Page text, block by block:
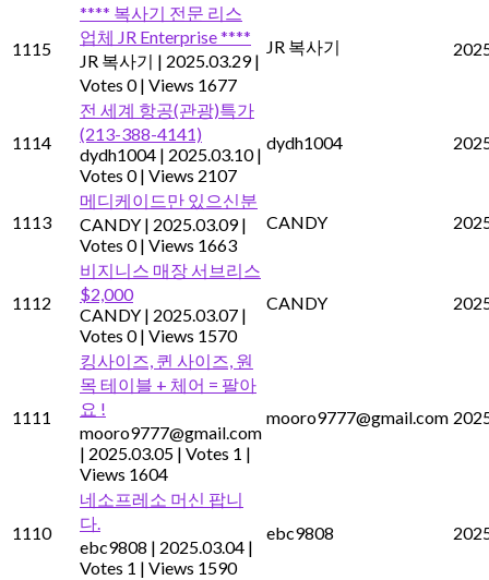
1115
**** 복사기 전문 리스
업체 JR Enterprise ****
JR 복사기 | 2025.03.29 |
Votes 0 | Views 1677
JR 복사기
1114
전 세계 항공(관광)특가
(213-388-4141)
dydh1004 | 2025.03.10 |
Votes 0 | Views 2107
dydh1004
1113
메디케이드만 있으신분
CANDY | 2025.03.09 |
Votes 0 | Views 1663
CANDY
1112
비지니스 매장 서브리스
$2,000
CANDY | 2025.03.07 |
Votes 0 | Views 1570
CANDY
1111
킹사이즈, 퀸 사이즈, 원
목 테이블 + 체어 = 팔아
요 !
mooro9777@gmail.com
| 2025.03.05 | Votes 1 |
Views 1604
mooro9777@gmail.com
1110
네소프레소 머신 팝니
다.
ebc9808 | 2025.03.04 |
Votes 1 | Views 1590
ebc9808